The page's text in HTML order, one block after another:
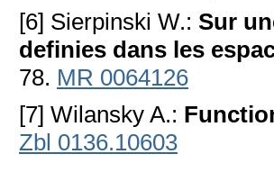
[6] Sierpinski W.: Sur
definies dans les
78. MR 0064126
[7] Wilansky A.:
Zbl 0136.10603